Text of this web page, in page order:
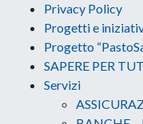
Privacy Policy
Progetti e
Progetto
SAPERE PER
Servizi